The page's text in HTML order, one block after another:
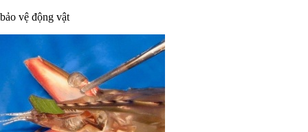
bảo vệ động vật